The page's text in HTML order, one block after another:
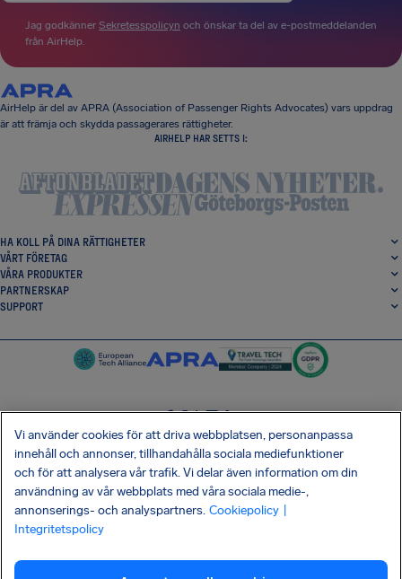
Jag godkänner Sekretesspolicyn och önskar ta del av e-postmeddelanden
från AirHelp.
AirHelp är del av APRA (Association of Passenger Rights Advocates) vars uppdrag
är att främja och skydda passagerares rättigheter.
AIRHELP HAR SETTS I:
HA KOLL PÅ DINA RÄTTIGHETER
VÅRT FÖRETAG
VÅRA PRODUKTER
PARTNERSKAP
SUPPORT
SocialFacebook
SocialTwitter
SocialInstagram
SocialLinkedin
HÄMTA VÅR GRATIS-APP
Kakor Företagsinformation
Vi använder cookies för att driva webbplatsen, personanpassa
innehåll och annonser, tillhandahålla sociala mediefunktioner
och för att analysera vår trafik. Vi delar även information om din
användning av vår webbplats med våra sociala medie-,
annonserings- och analyspartners. Cookiepolicy
Integritetspolicy